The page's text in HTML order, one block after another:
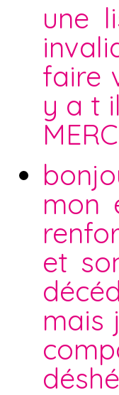
une
faire
y a t
mon
et
mais